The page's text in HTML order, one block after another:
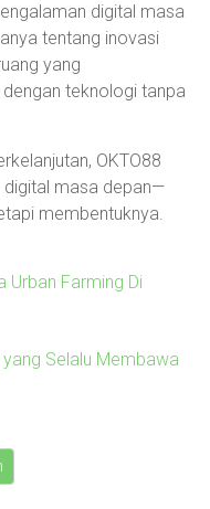
digital masa
tentang inovasi
yang
teknologi tanpa
OKTO88
digital masa depan—
membentuknya.
Urban Farming Di
Selalu Membawa